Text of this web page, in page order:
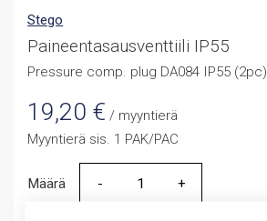
Stego
Paineentasausventtiili IP55
Pressure comp. plug DA084 IP55 (2pc)
19,20 € / myyntierä
Myyntierä sis. 1 PAK/PAC
Määrä
Määrä